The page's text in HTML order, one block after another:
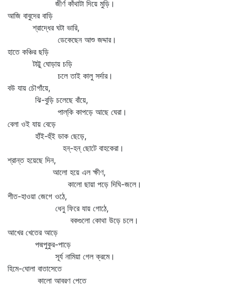
জীর্ণ কাঁথাটা দিয়ে মুড়ি।
আজি বাবুদের বাড়ি
শ্রাদ্ধের ঘটা ভারি,
ডেকেছেন আশু জদ্দার।
হাতে কঞ্চির ছড়ি
টাট্টু ঘোড়ায় চড়ি
চলে তাই কালু সর্দার।
বউ যায় চৌগাঁয়ে,
ঝি-বুড়ি চলেছে বাঁয়ে,
পাল্‌কি কাপড়ে আছে ঘেরা।
বেলা ওই যায় বেড়ে
হাঁই-হুঁই ডাক ছেড়ে,
হন্‌-হন্‌ ছোটে বাহকেরা।
শ্রান্ত হয়েছে দিন,
আলো হয়ে এল ক্ষীণ,
কালো ছায়া পড়ে দিঘি-জলে।
শীত-হাওয়া জেগে ওঠে,
ধেনু ফিরে যায় গোঠে,
বকগুলো কোথা উড়ে চলে।
আখের খেতের আড়ে
পদ্মপুকুর-পাড়ে
সূর্য নামিয়া গেল ক্রমে।
হিমে-ঘোলা বাতাসেতে
কালো আবরণ পেতে